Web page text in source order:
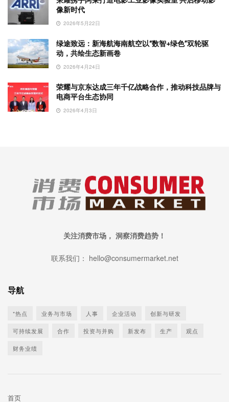
像新时代
2026年5月22日
绿途致远：新海航海南航空以“数智+绿色”双轮驱
动，共绘生态新画卷
2026年4月24日
荣耀与京东达成三年千亿战略合作，推动科技品牌与
电商平台生态协同
2026年4月3日
关注消费市场， 洞察消费趋势！
联系我们： hello@consumermarket.net
导航
*热点 业务与市场 人事 企业活动 创新与研发
可持续发展 合作 投资与并购 新发布 生产 观点
财务业绩
首页